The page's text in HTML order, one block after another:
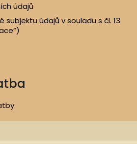
údajů
údajů v souladu s čl. 13